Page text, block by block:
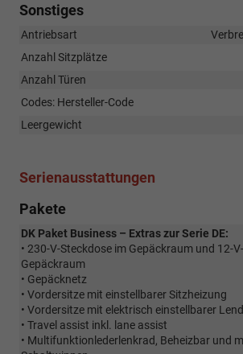
Sonstiges
Antriebsart
Anzahl Sitzplätze
Anzahl Türen
Codes: Hersteller-Code
Leergewicht
Serienausstattungen
Pakete
DK Paket Business – Extras zur Serie DE:
• 230-V-Steckdose im Gepäckraum und 12-
Gepäckraum
• Gepäcknetz
• Vordersitze mit einstellbarer Sitzheizung
• Vordersitze mit elektrisch einstellbarer
• Travel assist inkl. lane assist
• Multifunktionlederlenkrad, Beheizbar und